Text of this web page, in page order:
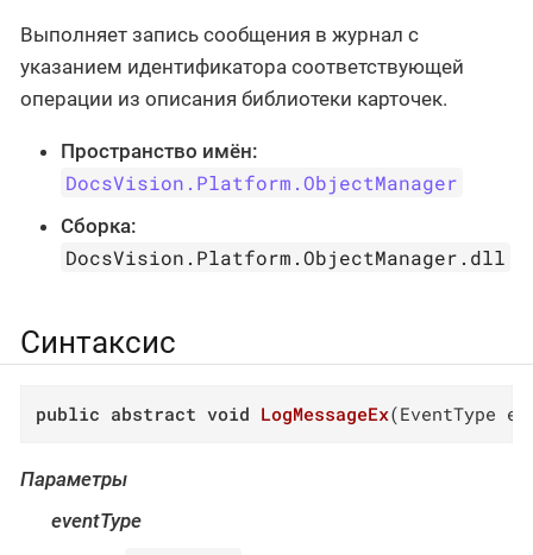
Выполняет запись сообщения в журнал с
указанием идентификатора соответствующей
операции из описания библиотеки карточек.
Пространство имён:
DocsVision.Platform.ObjectManager
Сборка:
DocsVision.Platform.ObjectManager.dll
Синтаксис
public abstract void LogMessageEx(EventType
Параметры
eventType